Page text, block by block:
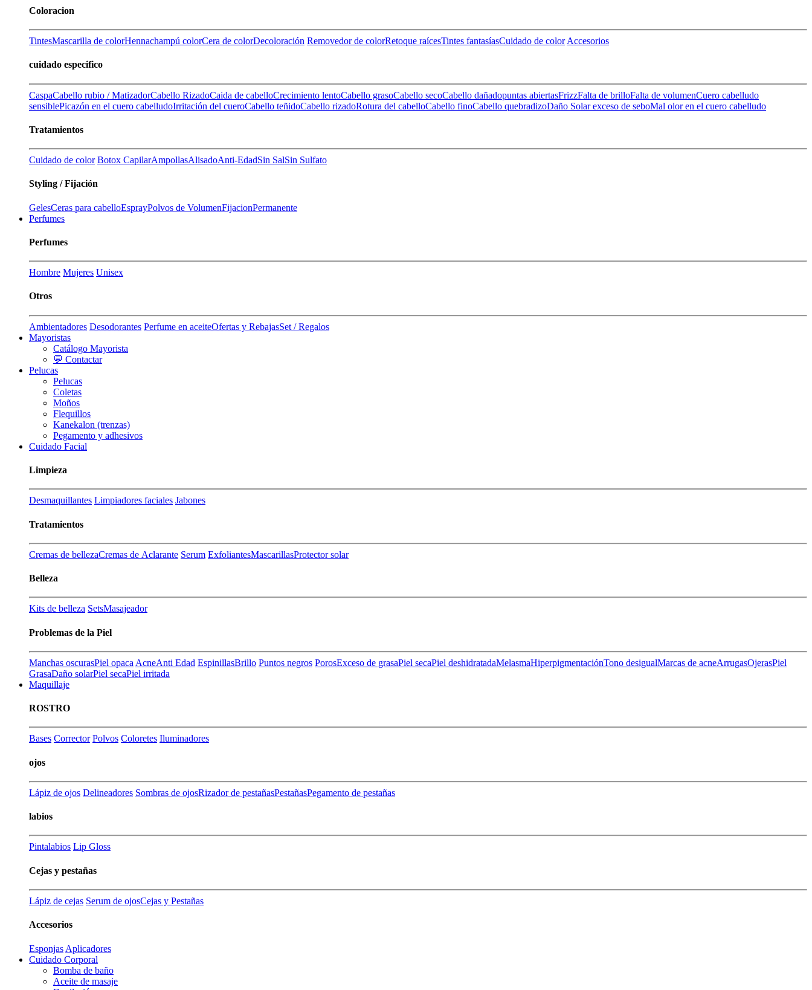
Coloracion
TintesMascarilla de colorHennachampú colorCera de colorDecoloración Removedor de colorRetoque raícesTintes fantasíasCuidado de color Accesorios
cuidado especifico
CaspaCabello rubio / MatizadorCabello RizadoCaida de cabelloCrecimiento lentoCabello grasoCabello secoCabello dañadopuntas abiertasFrizzFalta de brilloFalta de volumenCuero cabelludo
sensiblePicazón en el cuero cabelludoIrritación del cueroCabello teñidoCabello rizadoRotura del cabelloCabello finoCabello quebradizoDaño Solarexceso de seboMal olor en el cuero cabelludo
Tratamientos
Cuidado de color Botox CapilarAmpollasAlisadoAnti-EdadSin SalSin Sulfato
Styling / Fijación
GelesCeras para cabelloEsprayPolvos de VolumenFijacionPermanente
Perfumes
Perfumes
Hombre Mujeres Unisex
Otros
Ambientadores Desodorantes Perfume en aceiteOfertas y RebajasSet / Regalos
Mayoristas
Catálogo Mayorista
💬 Contactar
Pelucas
Pelucas
Coletas
Moños
Flequillos
Kanekalon (trenzas)
Pegamento y adhesivos
Cuidado Facial
Limpieza
Desmaquillantes Limpiadores faciales Jabones
Tratamientos
Cremas de bellezaCremas de Aclarante Serum ExfoliantesMascarillasProtector solar
Belleza
Kits de belleza SetsMasajeador
Problemas de la Piel
Manchas oscurasPiel opaca AcneAnti Edad EspinillasBrillo Puntos negros PorosExceso de grasaPiel secaPiel deshidratadaMelasmaHiperpigmentaciónTono desigualMarcas de acneArrugasOjerasPiel
GrasaDaño solarPiel secaPiel irritada
Maquillaje
ROSTRO
Bases Corrector Polvos Coloretes Iluminadores
ojos
Lápiz de ojos Delineadores Sombras de ojosRizador de pestañasPestañasPegamento de pestañas
labios
Pintalabios Lip Gloss
Cejas y pestañas
Lápiz de cejas Serum de ojosCejas y Pestañas
Accesorios
Esponjas Aplicadores
Cuidado Corporal
Bomba de baño
Aceite de masaje